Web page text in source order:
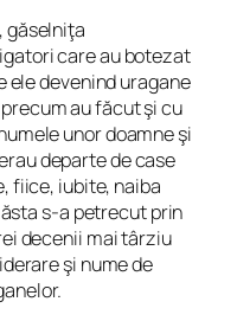
găselniţa
care au botezat
ele devenind uragane
au făcut şi cu
unor doamne şi
departe de case
fiice, iubite, naiba
s-a petrecut prin
decenii mai târziu
şi nume de